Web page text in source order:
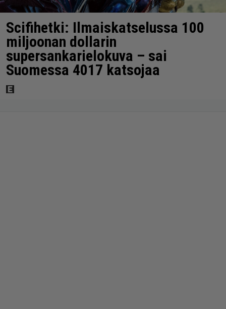
Scifihetki: Ilmaiskatselussa 100
miljoonan dollarin
supersankarielokuva – sai
Suomessa 4017 katsojaa